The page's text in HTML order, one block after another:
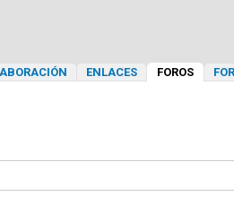
ENLACES FOROS